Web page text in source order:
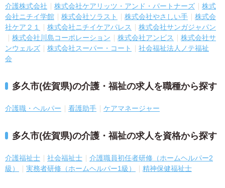
介護株式会社
株式会社ケアリッツ・アンド・パートナーズ
株式
会社ニチイ学館
株式会社ソラスト 株式会社やさしい手
株式会
社ケア２１
株式会社ニチイケアパレス
株式会社サンガジャパン
株式会社川島コーポレーション
株式会社アンビス
株式会社サ
ンウェルズ
株式会社スーパー・コート
社会福祉法人ノテ福祉
会
多久市(佐賀県)の介護・福祉の求人を職種から探す
介護職・ヘルパー 看護助手 ケアマネージャー
多久市(佐賀県)の介護・福祉の求人を資格から探す
介護福祉士 社会福祉士
介護職員初任者研修（ホームヘルパー2
級）
実務者研修（ホームヘルパー1級） 精神保健福祉士